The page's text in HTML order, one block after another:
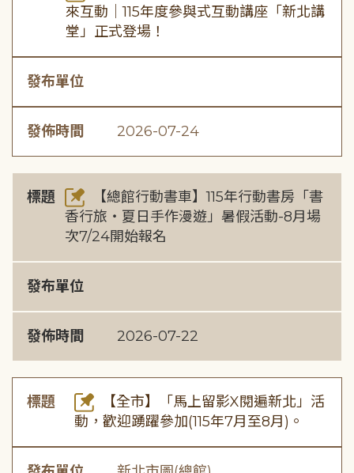
來互動｜115年度參與式互動講座「新北講
堂」正式登場！
發布單位
發佈時間 2026-07-24
標題
【總館行動書車】115年行動書房「書
香行旅・夏日手作漫遊」暑假活動-8月場
次7/24開始報名
發布單位
發佈時間 2026-07-22
標題
【全市】「馬上留影X閱遍新北」活
動，歡迎踴躍參加(115年7月至8月)。